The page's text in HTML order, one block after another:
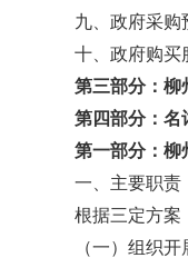
九、政府采购
十、政府购买
第三部分：柳
第四部分：名
第一部分：柳
一、主要职责
根据三定方案
（一）组织